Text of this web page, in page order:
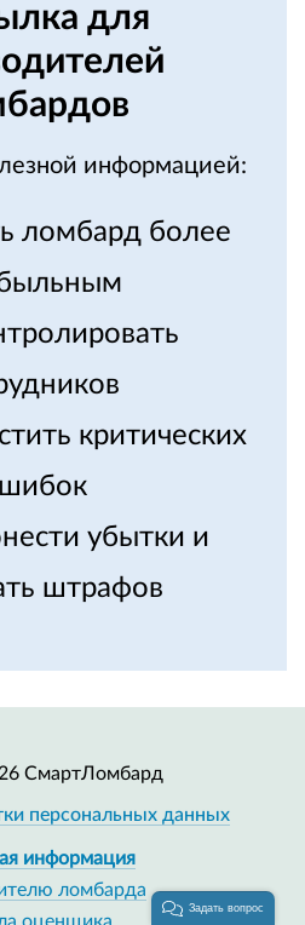
для
информацией:
ломбард более
критических
убытки и
штрафов
СмартЛомбард
персональных данных
информация
ломбарда
Задать вопрос